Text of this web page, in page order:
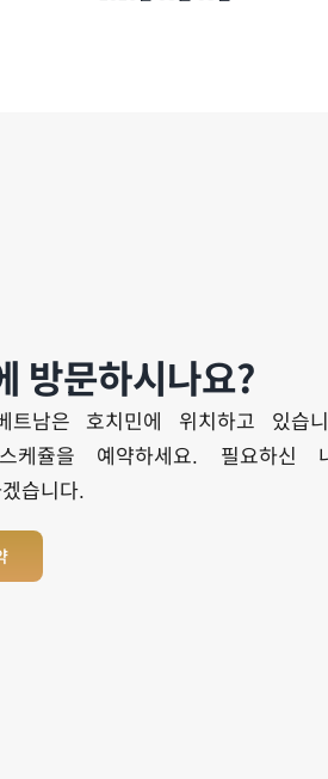
방문하시나요?
트남은 호치민에 위치하고 있습
케쥴을 예약하세요. 필요하신
습니다.